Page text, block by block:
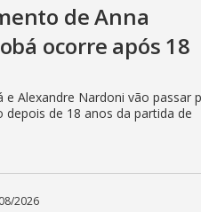
de Anna
ocorre após 18
e Alexandre Nardoni vão passar
de 18 anos da partida de
2026